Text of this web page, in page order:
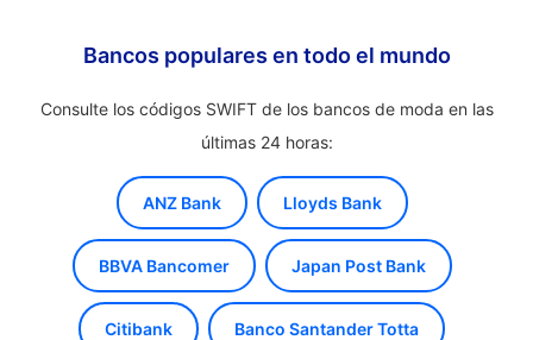
Bancos populares en todo el mundo
Consulte los códigos SWIFT de los bancos de moda en las
últimas 24 horas:
ANZ Bank Lloyds Bank
BBVA Bancomer Japan Post Bank
Citibank Banco Santander Totta